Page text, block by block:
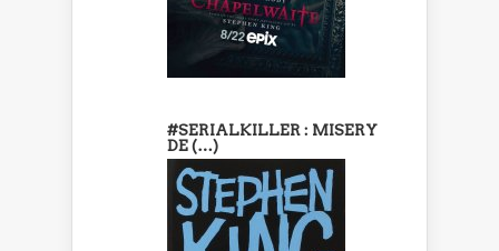
#SERIALKILLER : MISERY
DE (…)